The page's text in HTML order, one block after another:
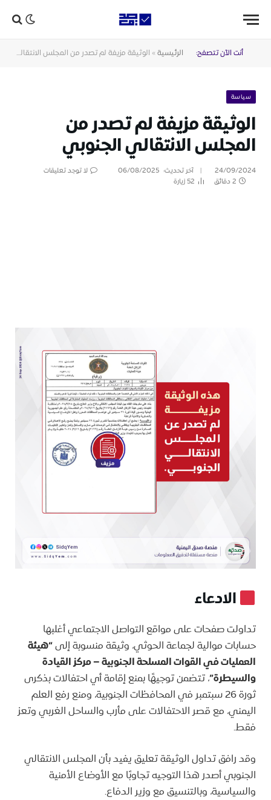
أنت الآن تتصفح: الرئيسية » الوثيقة مزيفة لم تصدر من المجلس الانتقالي الجنوبي
سياسة
الوثيقة مزيفة لم تصدر من
المجلس الانتقالي الجنوبي
24/09/2024 آخر تحديث: 06/08/2025
لا توجد تعليقات
2 دقائق
52زيارة
الادعاء
تداولت صفحات على مواقع التواصل الاجتماعي أغلبها
حسابات موالية لجماعة الحوثي، وثيقة منسوبة إلى“هيئة
العمليات في القوات المسلحة الجنوبية – مركز القيادة
والسيطرة”، تتضمن توجيهًا بمنع إقامة أي احتفالات بذكرى
ثورة 26 سبتمبر في المحافظات الجنوبية، ومنع رفع العلم
اليمني، مع قصر الاحتفالات على مأرب والساحل الغربي وتعز
فقط.
وقد رافق تداول الوثيقة تعليق يفيد بأن المجلس الانتقالي
الجنوبي أصدر هذا التوجيه تجاوبًا مع الأوضاع الأمنية
والسياسية، وبالتنسيق مع وزير الدفاع.